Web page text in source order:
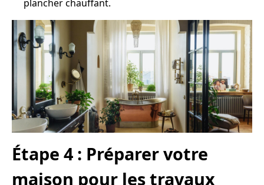
plancher chauffant.
Étape 4 : Préparer votre
maison pour les travaux